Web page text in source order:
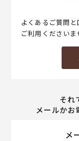
よくあるご質問
ご利用くださいま
それ
メールかお
メ